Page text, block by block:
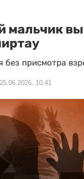
мальчик
без присмотра
25.06.2026, 10:41